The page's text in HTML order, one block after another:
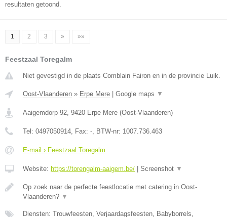
resultaten getoond.
1 2 3 » »»
Feestzaal Toregalm
Niet gevestigd in de plaats Comblain Fairon en in de provincie Luik.
Oost-Vlaanderen » Erpe Mere Google maps ▼
Aaigemdorp 92, 9420 Erpe Mere (Oost-Vlaanderen)
Tel: 0497050914, Fax: -, BTW-nr: 1007.736.463
E-mail › Feestzaal Toregalm
Website: https://torengalm-aaigem.be/ Screenshot ▼
Op zoek naar de perfecte feestlocatie met catering in Oost-
Vlaanderen? ▼
Diensten: Trouwfeesten, Verjaardagsfeesten, Babyborrels,